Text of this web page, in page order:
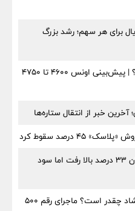
۱۴۴ درصدی اخابر فقط ۱۰ ریال برای هر سهم؛ رشد بزرگ
قیمت طلا دوباره منفجر می‌شود؟ | پیش‌بینی اونس ۴۶۰۰ تا ۴۷۵۰
آخرین خبر از انتقال ستاره‌ها
۴۵ درصد سقوط کرد
معمای «ولیز»؛ درآمد لیزینگ ایران ۳۳ درصد بالا رفت اما سود
هدیه روز خبرنگار ۱۴۰۵ وزارت ارشاد چقدر است؟ ماجرای رقم ۵۰۰